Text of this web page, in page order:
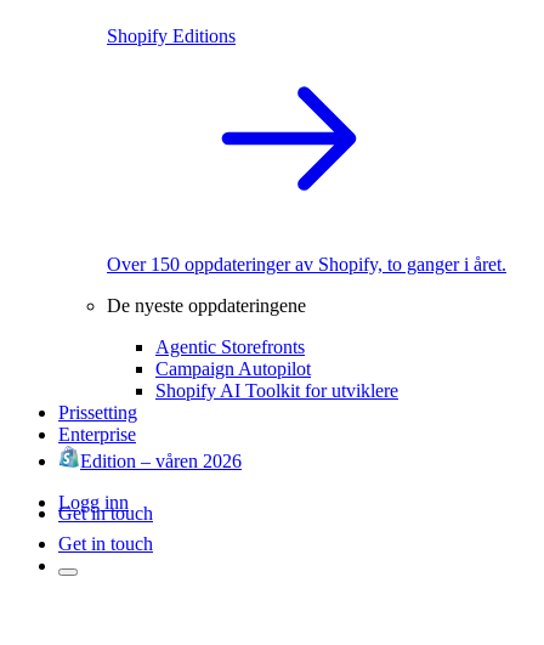
Shopify Editions
Over 150 oppdateringer av Shopify, to ganger i året.
De nyeste oppdateringene
Agentic Storefronts
Campaign Autopilot
Shopify AI Toolkit for utviklere
Prissetting
Enterprise
Edition – våren 2026
Logg inn
Get in touch
Get in touch